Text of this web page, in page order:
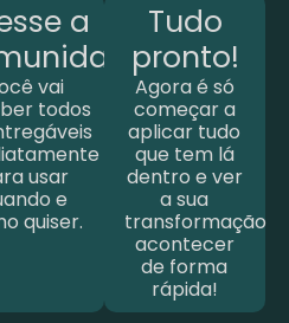
a
vai
todos
usar
e
quiser.
Tudo
pronto!
Agora é só
começar a
aplicar tudo
que tem lá
dentro e ver
a sua
transformação
acontecer
de forma
rápida!